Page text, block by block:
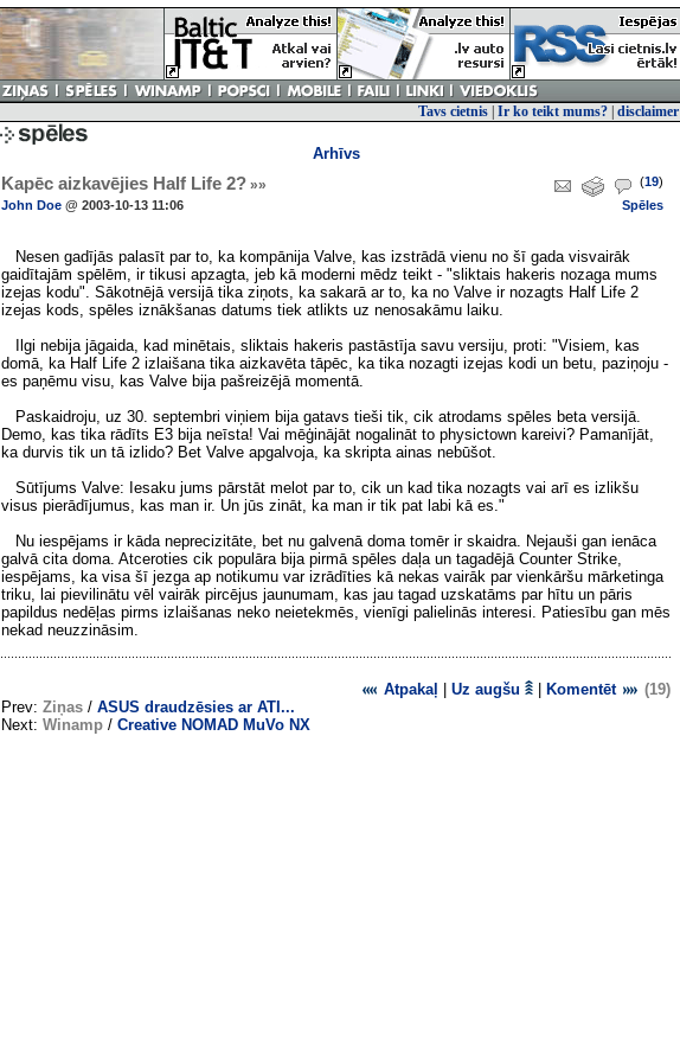
Tavs cietnis Ir ko teikt mums? disclaimer
Arhīvs
Kapēc aizkavējies Half Life 2? »» (19)
John Doe @ 2003-10-13 11:06 Spēles
Nesen gadījās palasīt par to, ka kompānija Valve, kas izstrādā vienu no šī gada visvairāk
gaidītajām spēlēm, ir tikusi apzagta, jeb kā moderni mēdz teikt - "sliktais hakeris nozaga mums
izejas kodu". Sākotnējā versijā tika ziņots, ka sakarā ar to, ka no Valve ir nozagts Half Life 2
izejas kods, spēles iznākšanas datums tiek atlikts uz nenosakāmu laiku.
Ilgi nebija jāgaida, kad minētais, sliktais hakeris pastāstīja savu versiju, proti: "Visiem, kas
domā, ka Half Life 2 izlaišana tika aizkavēta tāpēc, ka tika nozagti izejas kodi un betu, paziņoju -
es paņēmu visu, kas Valve bija pašreizējā momentā.
Paskaidroju, uz 30. septembri viņiem bija gatavs tieši tik, cik atrodams spēles beta versijā.
Demo, kas tika rādīts E3 bija neīsta! Vai mēģinājāt nogalināt to physictown kareivi? Pamanījāt,
ka durvis tik un tā izlido? Bet Valve apgalvoja, ka skripta ainas nebūšot.
Sūtījums Valve: Iesaku jums pārstāt melot par to, cik un kad tika nozagts vai arī es izlikšu
visus pierādījumus, kas man ir. Un jūs zināt, ka man ir tik pat labi kā es."
Nu iespējams ir kāda neprecizitāte, bet nu galvenā doma tomēr ir skaidra. Nejauši gan ienāca
galvā cita doma. Atceroties cik populāra bija pirmā spēles daļa un tagadējā Counter Strike,
iespējams, ka visa šī jezga ap notikumu var izrādīties kā nekas vairāk par vienkāršu mārketinga
triku, lai pievilinātu vēl vairāk pircējus jaunumam, kas jau tagad uzskatāms par hītu un pāris
papildus nedēļas pirms izlaišanas neko neietekmēs, vienīgi palielinās interesi. Patiesību gan mēs
nekad neuzzināsim.
Atpakaļ Uz augšu Komentēt
(19)
Prev: Ziņas / ASUS draudzēsies ar ATI...
Next: Winamp / Creative NOMAD MuVo NX